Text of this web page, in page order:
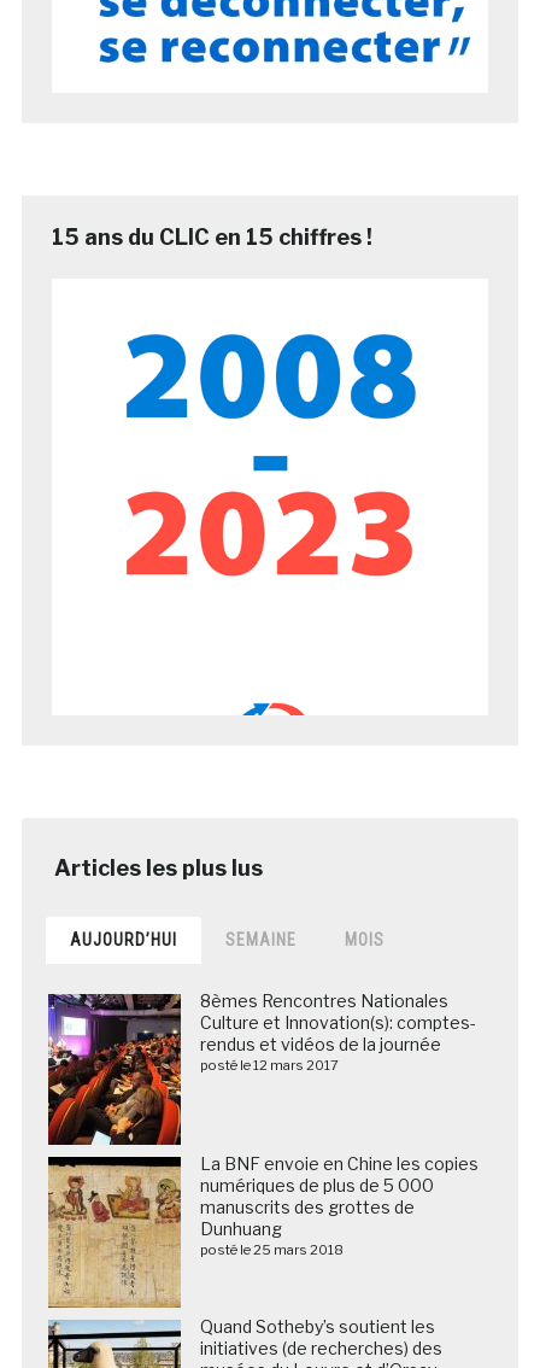
15 ans du CLIC en 15 chiffres !
AUJOURD’HUI SEMAINE MOIS
8èmes Rencontres Nationales
Culture et Innovation(s): comptes-
rendus et vidéos de la journée
posté le 12 mars 2017
La BNF envoie en Chine les copies
numériques de plus de 5 000
manuscrits des grottes de
Dunhuang
posté le 25 mars 2018
Quand Sotheby’s soutient les
initiatives (de recherches) des